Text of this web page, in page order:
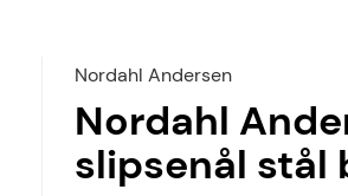
Nordahl Andersen
Nordahl
slipsenål stål